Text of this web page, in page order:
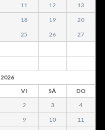
11 12
13
18 19
20
25 26
27
2026
VI SÁ
DO
2 3
4
9 10
11